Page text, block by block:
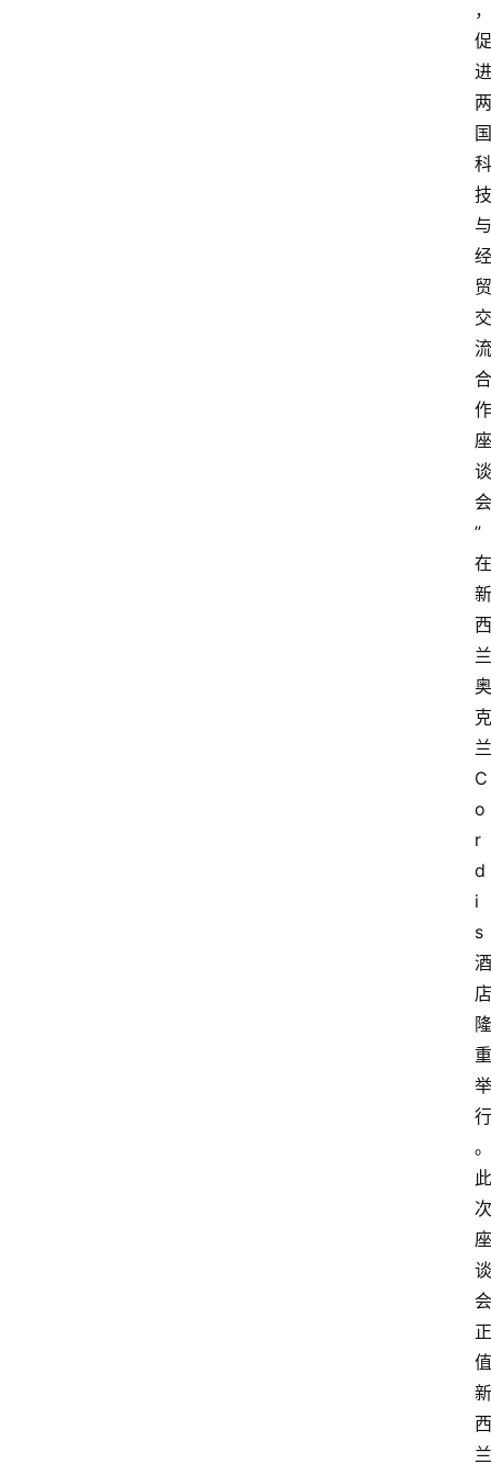
，
促
进
两
国
科
技
与
经
贸
交
流
合
作
座
谈
会
”
在
新
西
兰
奥
克
兰
C
o
r
d
i
s
酒
店
隆
重
举
行
。
此
次
座
谈
会
正
值
新
西
兰